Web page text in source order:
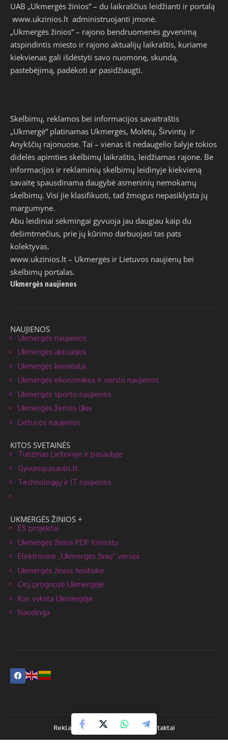
UAB „Ukmergės žinios“ – du laikraščius leidžianti ir portalą
www.ukzinios.lt administruojanti įmonė.
„Ukmergės žinios“ – rajono bendruomenės gyvenimą
atspindintis miesto ir rajono aktualijų laikraštis, kuriame
kiekvienas gali išdėstyti savo nuomonę, skundą,
pastebėjimą, padėkoti ar pasidžiaugti.
Skelbimų, reklamos bei informacijos savaitraštis
„Ukmergė“ platinamas Ukmergės, Molėtų, Širvintų ir
Anykščių rajonuose. Tai – vienas iš nedaugelio šalyje tokios
didelės apimties skelbimų laikraštis, leidžiamas rajone. Be
informacijos ir reklaminių skelbimų leidinyje kiekvieną
savaitę spausdinama daugybė asmeninių nemokamų
skelbimų. Visi jie klasifikuoti, tad žmogus nepasiklysta jų
margumyne.
Abu leidiniai sėkmingai gyvuoja jau daugiau kaip du
dešimtmečius, prie jų kūrimo darbuojasi tas pats
kolektyvas.
www.ukzinios.lt – Ukmergės ir Lietuvos naujienų bei
skelbimų portalas.
Ukmergės naujienos
NAUJIENOS
Ukmergės naujienos
Ukmergės aktualijos
Ukmergės kriminalai
Ukmergės ekonomikos ir verslo naujienos
Ukmergės sporto naujienos
Ukmergės žemės ūkis
Lietuvos naujienos
KITOS SVETAINĖS
Turizmas Lietuvoje ir pasaulyje
Gyvunupasaulis.lt
Technologijų ir IT naujienos
UKMERGĖS ŽINIOS +
ES projektai
Ukmergės žinios PDF formatu
Elektroninė „Ukmergės žinių” versija
Ukmergės žinios feisbuke
Orų prognozė Ukmergėje
Kas vyksta Ukmergėje
Naudinga
Reklama Prenumerata Kontaktai